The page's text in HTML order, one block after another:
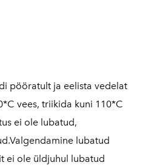
pööratult ja eelista vedelat
vees, triikida kuni 110*C
ei ole lubatud,
lubatud
ei ole üldjuhul lubatud